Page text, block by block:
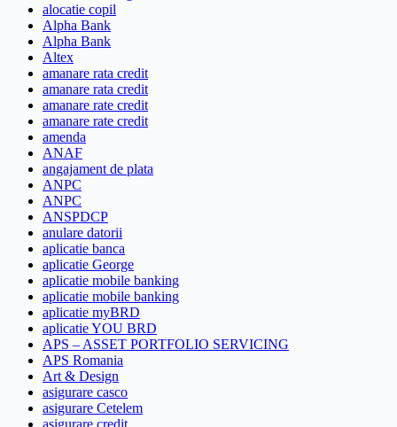
alocatie copil
Alpha Bank
Alpha Bank
Altex
amanare rata credit
amanare rata credit
amanare rate credit
amanare rate credit
amenda
ANAF
angajament de plata
ANPC
ANPC
ANSPDCP
anulare datorii
aplicatie banca
aplicatie George
aplicatie mobile banking
aplicatie mobile banking
aplicatie myBRD
aplicatie YOU BRD
APS – ASSET PORTFOLIO SERVICING
APS Romania
Art & Design
asigurare casco
asigurare Cetelem
asigurare credit